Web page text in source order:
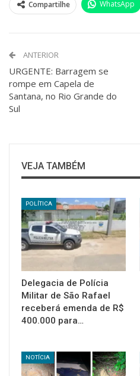
Compartilhe WhatsApp
ANTERIOR
URGENTE: Barragem se
rompe em Capela de
Santana, no Rio Grande do
Sul
VEJA TAMBÉM
POLÍTICA
Delegacia de Polícia
Militar de São Rafael
receberá emenda de R$
400.000 para…
NOTÍCIA